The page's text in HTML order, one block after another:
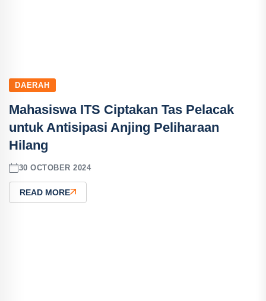
DAERAH
Mahasiswa ITS Ciptakan Tas Pelacak
untuk Antisipasi Anjing Peliharaan
Hilang
30 OCTOBER 2024
READ MORE